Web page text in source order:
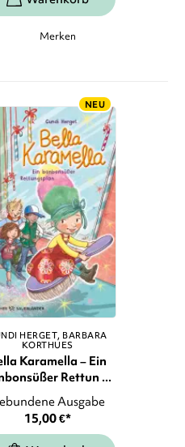
Merken
NEU
HERGET BARBARA
KORTHUES
Karamella – Ein
Rettun ...
Ausgabe
15,00€*